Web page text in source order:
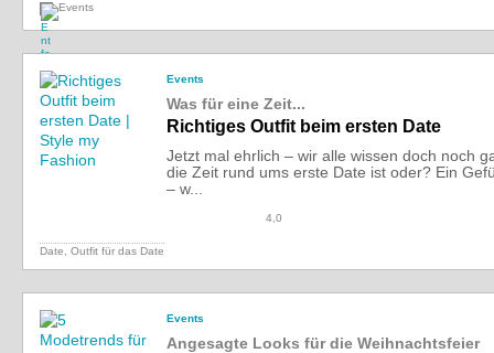
Events
Events
Was für eine Zeit...
Richtiges Outfit beim ersten Date
Jetzt mal ehrlich – wir alle wissen doch noch
die Zeit rund ums erste Date ist oder? Ein
– w...
4,0
Date, Outfit für das Date
Events
Angesagte Looks für die Weihnachtsfeier